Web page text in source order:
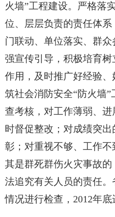
火墙”工程建设。严格落
位、层层负责的责任体
门联动、单位落实、群
强宣传引导，积极培育
作用，及时推广好经验
筑社会消防安全“防火墙
查考核，对工作薄弱、
时督促整改；对成绩突
彰；对重视不够、工作
其是群死群伤火灾事故
法追究有关人员的责任
情况进行检查，2012年底